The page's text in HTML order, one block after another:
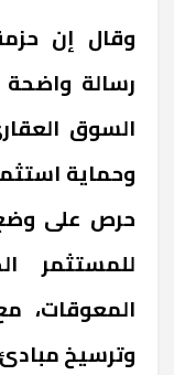
وقال إن
رسالة واضحة
السوق
وحماية
حرص على وضع
للمستثمر
المعوقات،
وترسيخ